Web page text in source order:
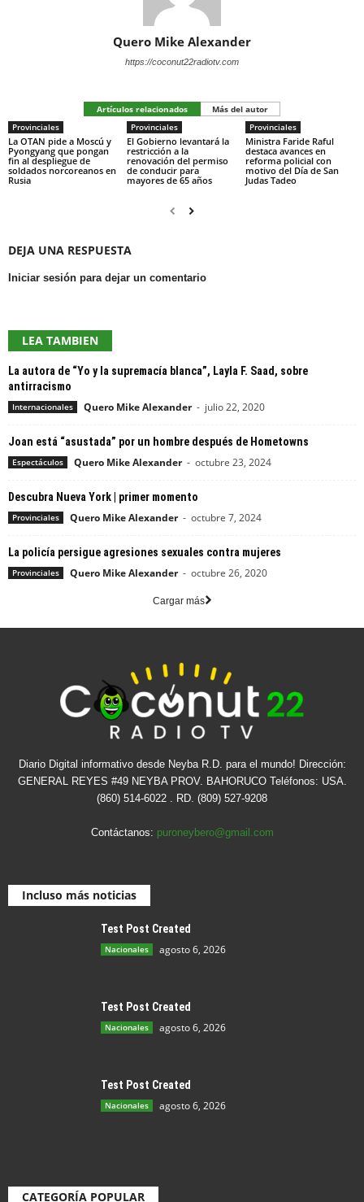
Quero Mike Alexander
https://coconut22radiotv.com
Artículos relacionados
Más del autor
Provinciales
La OTAN pide a Moscú y
Pyongyang que pongan
fin al despliegue de
soldados norcoreanos en
Rusia
Provinciales
El Gobierno levantará la
restricción a la
renovación del permiso
de conducir para
mayores de 65 años
Provinciales
Ministra Faride Raful
destaca avances en
reforma policial con
motivo del Día de San
Judas Tadeo
DEJA UNA RESPUESTA
Iniciar sesión para dejar un comentario
LEA TAMBIEN
La autora de “Yo y la supremacía blanca”, Layla F. Saad, sobre
antirracismo
Internacionales Quero Mike Alexander - julio 22, 2020
Joan está “asustada” por un hombre después de Hometowns
Espectáculos Quero Mike Alexander - octubre 23, 2024
Descubra Nueva York | primer momento
Provinciales Quero Mike Alexander - octubre 7, 2024
La policía persigue agresiones sexuales contra mujeres
Provinciales Quero Mike Alexander - octubre 26, 2020
Cargar más
Diario Digital informativo desde Neyba R.D. para el mundo! Dirección:
GENERAL REYES #49 NEYBA PROV. BAHORUCO Teléfonos: USA.
(860) 514-6022 . RD. (809) 527-9208
Contáctanos: puroneybero@gmail.com
Incluso más noticias
Test Post Created
Nacionales agosto 6, 2026
Test Post Created
Nacionales agosto 6, 2026
Test Post Created
Nacionales agosto 6, 2026
CATEGORÍA POPULAR